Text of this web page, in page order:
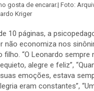
gosta de encarar.| Foto:
Kriger
10 páginas, a
não economiza nos
filho. “O Leonardo
alegre e feliz”,
emoções, estava
eram constantes”,